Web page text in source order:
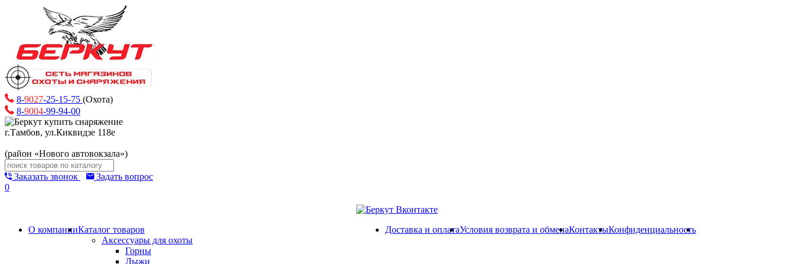
8-9027-25-15-75 (Охота)
8-9004-99-94-00
г.Тамбов, ул.Киквидзе 118е
(район «Нового автовокзала»)
Заказать звонок
Задать вопрос
0
О компанииКаталог товаров
Аксессуары для охоты
Горны
Лыжи
Доставка и оплатаУсловия возврата и обменаКонтактыКонфиденциальность